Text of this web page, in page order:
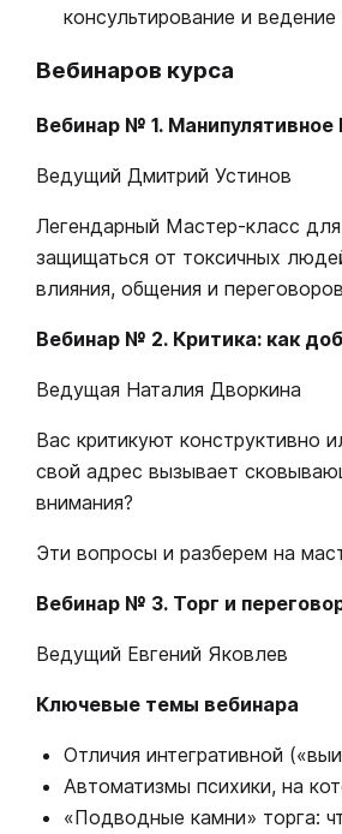
консультирование и
Вебинаров курса
Вебинар № 1.
Ведущий Дмитрий Устинов
Легендарный Мастер-класс для
защищаться от токсичных
влияния, общения и
Вебинар № 2. Критика: как
Ведущая Наталия Дворкина
Вас критикуют конструктивно
свой адрес вызывает
внимания?
Эти вопросы и разберем на
Вебинар № 3. Торг и
Ведущий Евгений Яковлев
Ключевые темы вебинара
Отличия интегративной
Автоматизмы психики, на
«Подводные камни» торга: